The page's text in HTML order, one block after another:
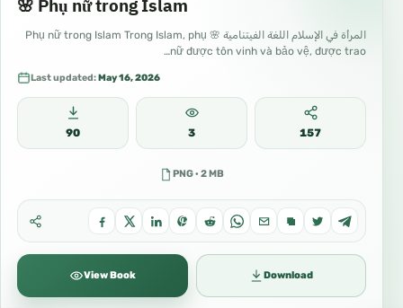
🌸 Phụ nữ trong Islam
المرأة في الإسلام اللغة الفيتنامية 🌸 Phụ nữ trong Islam Trong Islam, phụ
nữ được tôn vinh và bảo vệ, được trao…
Last updated:May 16, 2026
90 3 157
PNG · 2 MB
View Book Download